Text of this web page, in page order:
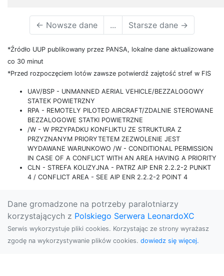
← Nowsze dane ... Starsze dane →
*Źródło UUP publikowany przez PANSA, lokalne dane aktualizowane
co 30 minut
*Przed rozpoczęciem lotów zawsze potwierdź zajętość stref w FIS
UAV/BSP - UNMANNED AERIAL VEHICLE/BEZZALOGOWY
STATEK POWIETRZNY
RPA - REMOTELY PILOTED AIRCRAFT/ZDALNIE STEROWANE
BEZZALOGOWE STATKI POWIETRZNE
/W - W PRZYPADKU KONFLIKTU ZE STRUKTURA Z
PRZYZNANYM PRIORYTETEM ZEZWOLENIE JEST
WYDAWANE WARUNKOWO /W - CONDITIONAL PERMISSION
IN CASE OF A CONFLICT WITH AN AREA HAVING A PRIORITY
CLN - STREFA KOLIZYJNA - PATRZ AIP ENR 2.2.2-2 PUNKT
4 / CONFLICT AREA - SEE AIP ENR 2.2.2-2 POINT 4
Dane gromadzone na potrzeby paralotniarzy
korzystających z Polskiego Serwera LeonardoXC
Serwis wykorzystuje pliki cookies. Korzystając ze strony wyrażasz
zgodę na wykorzystywanie plików cookies. dowiedz się więcej.